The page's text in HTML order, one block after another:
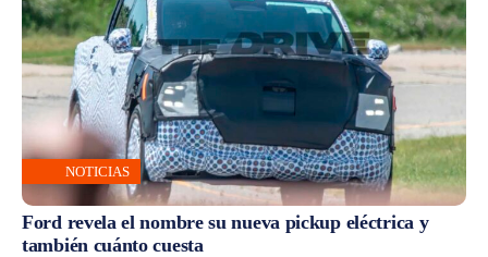
NOTICIAS
Ford revela el nombre su nueva pickup eléctrica y
también cuánto cuesta